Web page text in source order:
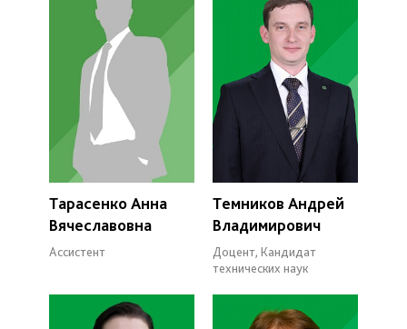
Тарасенко Анна
Вячеславовна
Ассистент
Темников Андрей
Владимирович
Доцент, Кандидат
технических наук